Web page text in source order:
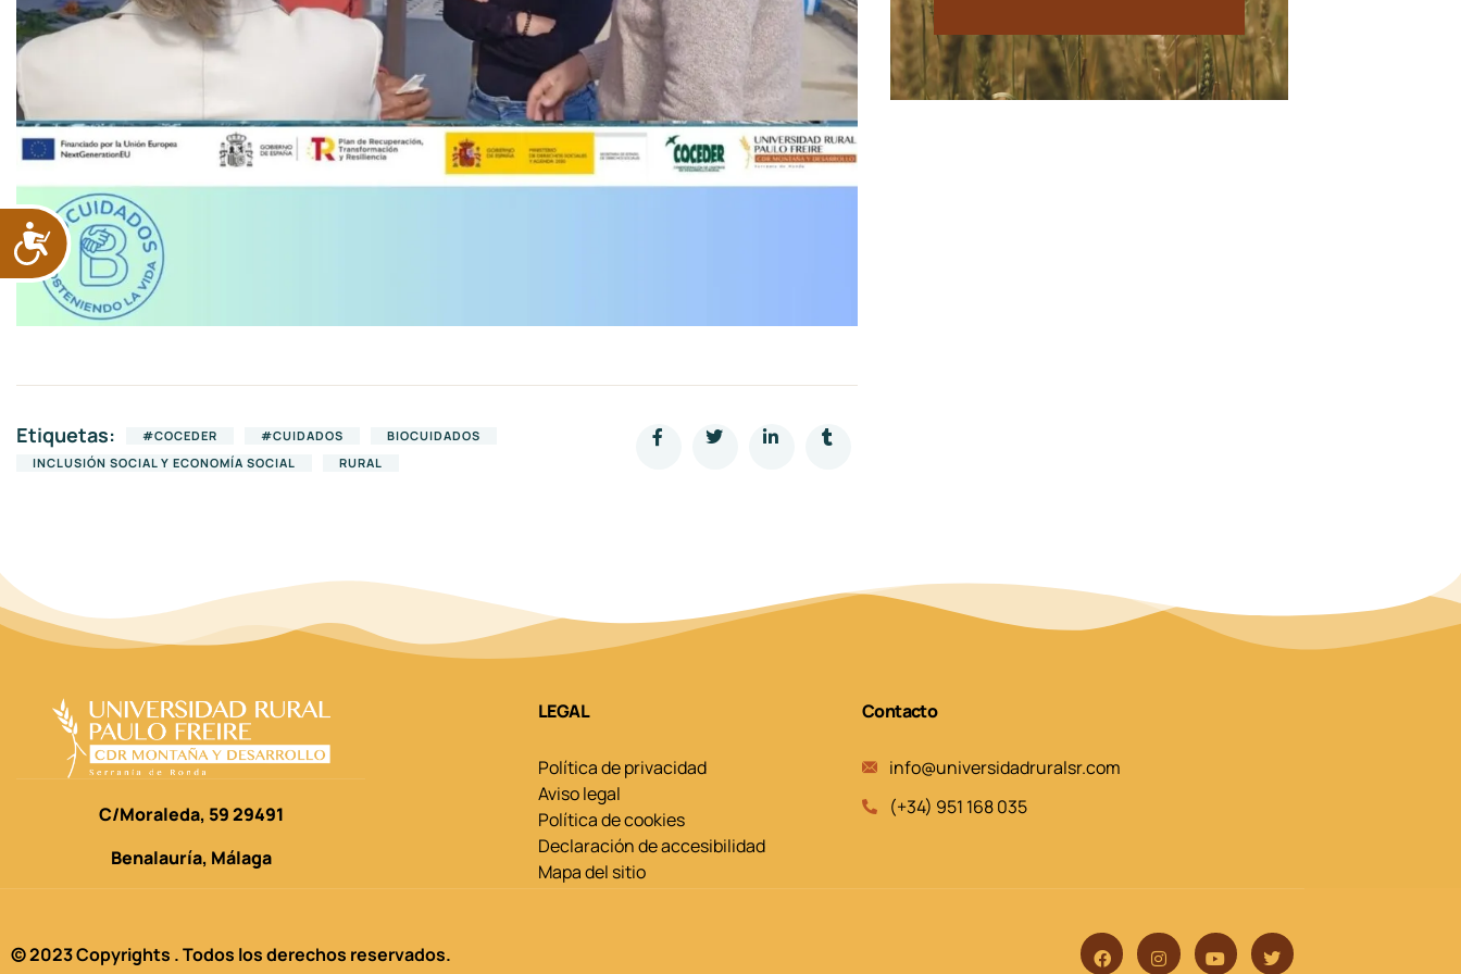
ACCESIBILIDAD
Etiquetas: #COCEDER #CUIDADOS
BIOCUIDADOS
INCLUSIÓN SOCIAL Y ECONOMÍA SOCIAL
RURAL
C/Moraleda, 59 29491
Benalauría, Málaga
LEGAL
Política de privacidad
Aviso legal
Política de cookies
Declaración de accesibilidad
Mapa del sitio
Contacto
info@universidadruralsr.com
(+34) 951 168 035
© 2023 Copyrights . Todos los derechos reservados.